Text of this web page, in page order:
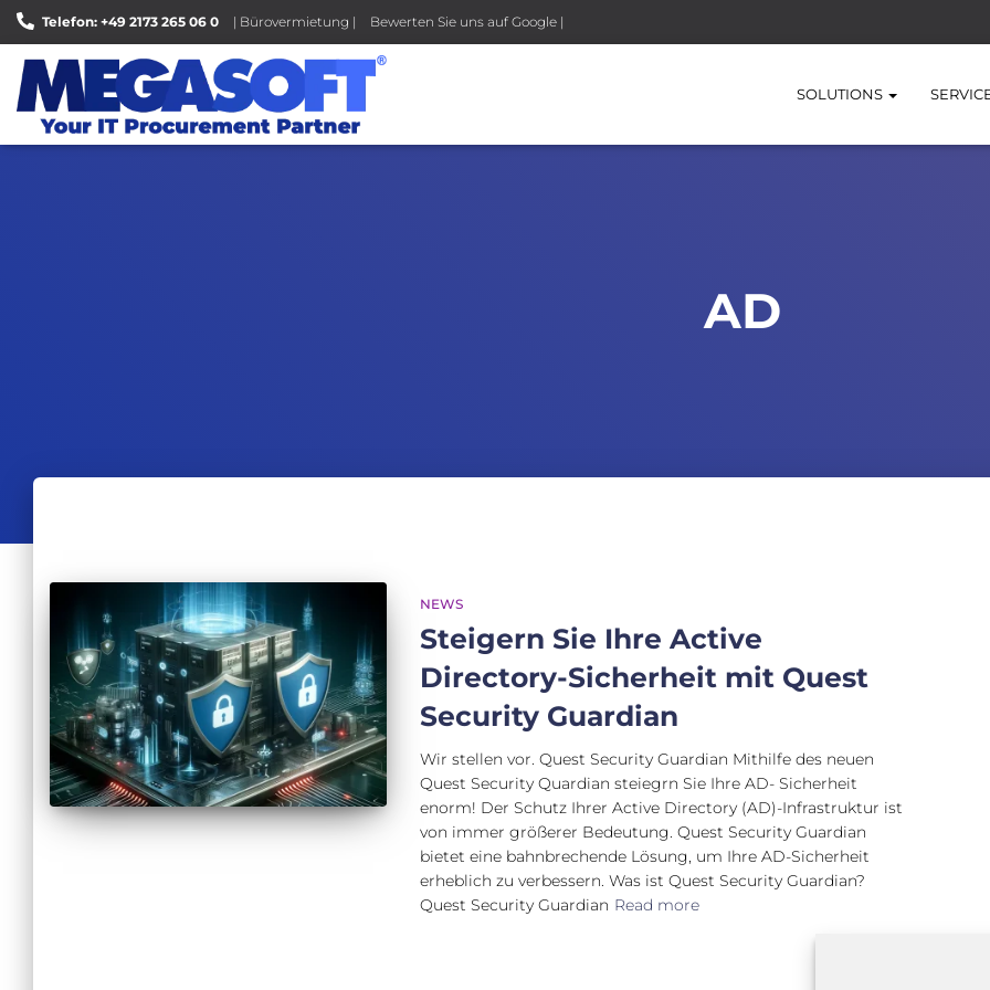
Telefon: +49 2173 265 06 0 | Bürovermietung | Bewerten Sie uns auf Google |
SOLUTIONS
AD
NEWS
Steigern Sie Ihre Active
Directory-Sicherheit mit Quest
Security Guardian
Wir stellen vor. Quest Security Guardian Mithilfe des neuen
Quest Security Quardian steiegrn Sie Ihre AD- Sicherheit
enorm! Der Schutz Ihrer Active Directory (AD)-Infrastruktur ist
von immer größerer Bedeutung. Quest Security Guardian
bietet eine bahnbrechende Lösung, um Ihre AD-Sicherheit
erheblich zu verbessern. Was ist Quest Security Guardian?
Quest Security Guardian Read more